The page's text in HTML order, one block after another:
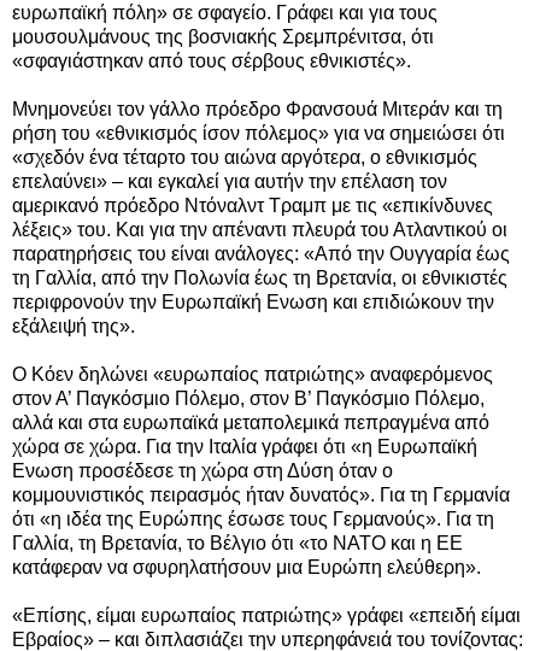
ευρωπαϊκή πόλη» σε σφαγείο. Γράφει και για τους
μουσουλμάνους της βοσνιακής Σρεμπρένιτσα, ότι
«σφαγιάστηκαν από τους σέρβους εθνικιστές».
Μνημονεύει τον γάλλο πρόεδρο Φρανσουά Μιτεράν και τη
ρήση του «εθνικισμός ίσον πόλεμος» για να σημειώσει ότι
«σχεδόν ένα τέταρτο του αιώνα αργότερα, ο εθνικισμός
επελαύνει» – και εγκαλεί για αυτήν την επέλαση τον
αμερικανό πρόεδρο Ντόναλντ Τραμπ με τις «επικίνδυνες
λέξεις» του. Και για την απέναντι πλευρά του Ατλαντικού οι
παρατηρήσεις του είναι ανάλογες: «Από την Ουγγαρία έως
τη Γαλλία, από την Πολωνία έως τη Βρετανία, οι εθνικιστές
περιφρονούν την Ευρωπαϊκή Ενωση και επιδιώκουν την
εξάλειψή της».
Ο Κόεν δηλώνει «ευρωπαίος πατριώτης» αναφερόμενος
στον Α’ Παγκόσμιο Πόλεμο, στον Β’ Παγκόσμιο Πόλεμο,
αλλά και στα ευρωπαϊκά μεταπολεμικά πεπραγμένα από
χώρα σε χώρα. Για την Ιταλία γράφει ότι «η Ευρωπαϊκή
Ενωση προσέδεσε τη χώρα στη Δύση όταν ο
κομμουνιστικός πειρασμός ήταν δυνατός». Για τη Γερμανία
ότι «η ιδέα της Ευρώπης έσωσε τους Γερμανούς». Για τη
Γαλλία, τη Βρετανία, το Βέλγιο ότι «το ΝΑΤΟ και η ΕΕ
κατάφεραν να σφυρηλατήσουν μια Ευρώπη ελεύθερη».
«Επίσης, είμαι ευρωπαίος πατριώτης» γράφει «επειδή είμαι
Εβραίος» – και διπλασιάζει την υπερηφάνειά του τονίζοντας: